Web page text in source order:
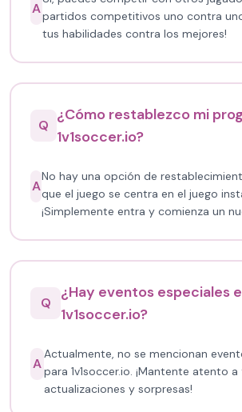
Apartidos competitivos uno contra
tus habilidades contra los mejores!
Q
¿Cómo restablezco mi
1v1soccer.io?
A
No hay una opción de
que el juego se centra en el juego
¡Simplemente entra y comienza un
Q
¿Hay eventos especiales
1v1soccer.io?
A
Actualmente, no se mencionan
para 1v1soccer.io. ¡Mantente atento
actualizaciones y sorpresas!